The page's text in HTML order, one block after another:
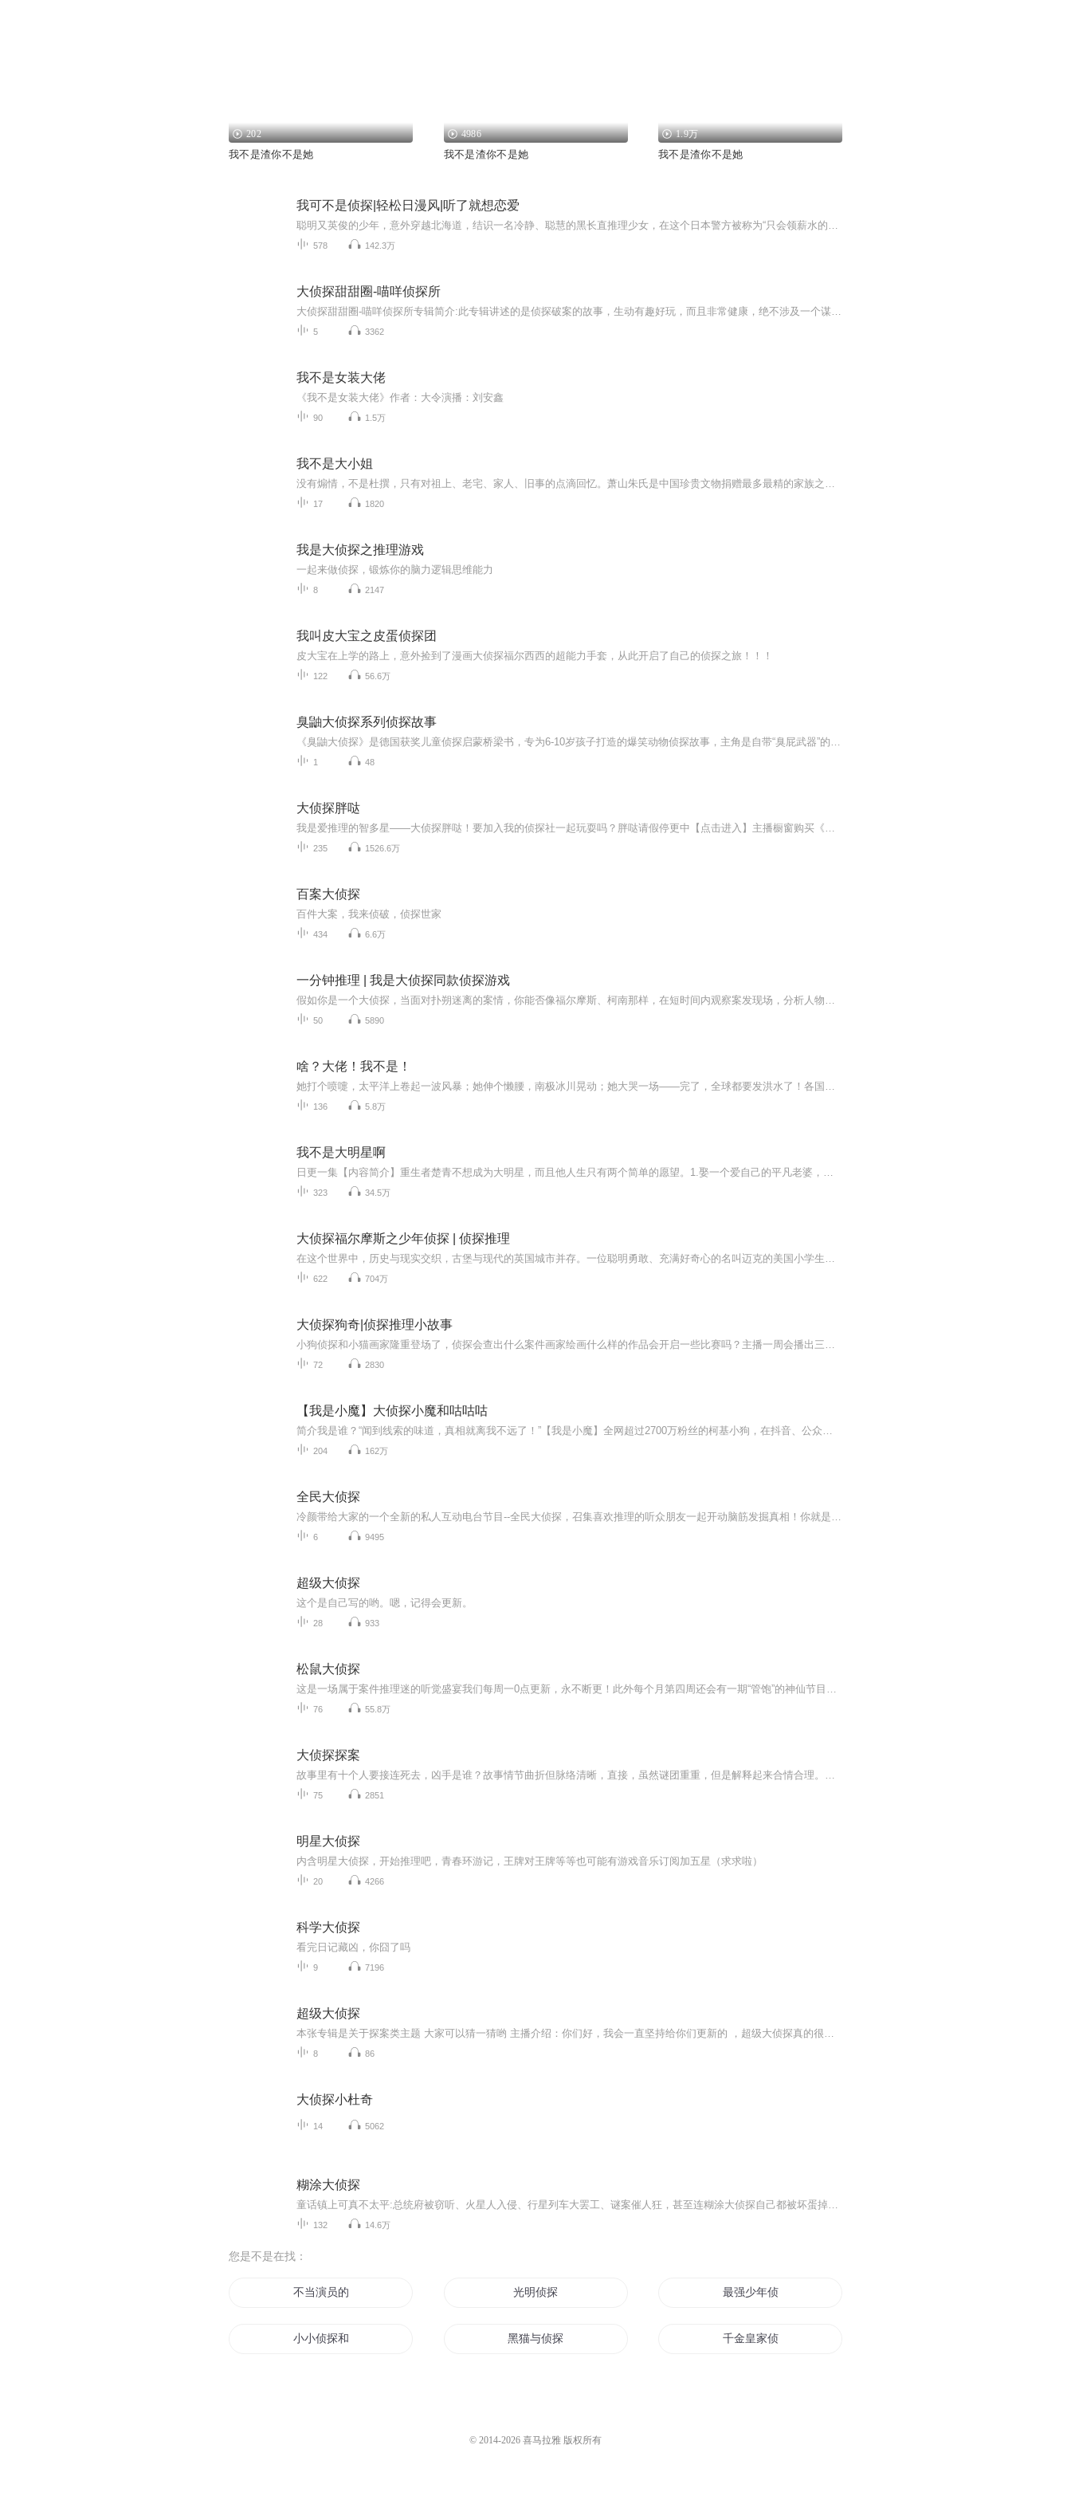
202
我不是渣你不是她
4986
我不是渣你不是她
1.9万
我不是渣你不是她
我可不是侦探|轻松日漫风|听了就想恋爱
聪明又英俊的少年，意外穿越北海道，结识一名冷静、聪慧的黑长直推理少女，在这个日本警方被称为“只会领薪水的饭桶集团”的世界，联手巧妙推理演绎，破解无数悬疑难题……这当然是不可能的。这儿实际上说的是，一个少年，惨遭雷劈穿越北海道，因缘巧合之...
578 142.3万
大侦探甜甜圈-喵咩侦探所
大侦探甜甜圈-喵咩侦探所专辑简介:此专辑讲述的是侦探破案的故事，生动有趣好玩，而且非常健康，绝不涉及一个谋杀事件，让孩子们能听到自己喜欢的故事～让孩子们思考，学着大侦探那样判断下一步该怎么办，此专辑不恐怖，孩子们能尽情沉浸在专辑里面，享受破案的乐趣～作者介绍:小喜猫福福，创作此故事时未满十周岁，爱写书的小女孩一个，10后可爱女生～自我对侦探小说很感兴趣，又非常喜欢动物宠物，所以根据心里面的形象创作了大侦探甜甜圈适合人群:喜欢侦探类小说的朋友，爱思考的朋友，想象力丰富的朋友，喜爱动物的朋友～【偷偷告诉你们啊！我可是真的写了这本书呢！直接拿个本子写了一整本呢！手稿！】同时，此专辑也面向广大听众投稿:如果你们也有自己喜欢的侦探故事，那么就把它投稿给我吧！把你喜欢的侦探故事标题，私信发给我，或者添加我的微信:mmiimm555记得订阅关注～
5 3362
我不是女装大佬
《我不是女装大佬》作者：大令演播：刘安鑫
90 1.5万
我不是大小姐
没有煽情，不是杜撰，只有对祖上、老宅、家人、旧事的点滴回忆。萧山朱氏是中国珍贵文物捐赠最多最精的家族之一。本文作者是朱氏传人，她父亲是朱熹第二十五代孙，母亲是李鸿章曾孙女。她用平实的语言，将家族的兴衰荣辱，及自己和家人的爱怨悲欢娓娓道来....
17 1820
我是大侦探之推理游戏
一起来做侦探，锻炼你的脑力逻辑思维能力
8 2147
我叫皮大宝之皮蛋侦探团
皮大宝在上学的路上，意外捡到了漫画大侦探福尔西西的超能力手套，从此开启了自己的侦探之旅！！！
122 56.6万
臭鼬大侦探系列侦探故事
《臭鼬大侦探》是德国获奖儿童侦探启蒙桥梁书，专为6-10岁孩子打造的爆笑动物侦探故事，主角是自带“臭屁武器”的臭鼬弗莱切，搭档能听懂动物语言的男孩提奥，组建后院侦探事务所破解奇案。堪称动物界“福尔摩斯”，更是孩子从绘本过渡到文字书的优质桥梁...
1 48
大侦探胖哒
我是爱推理的智多星——大侦探胖哒！要加入我的侦探社一起玩耍吗？胖哒请假停更中【点击进入】主播橱窗购买《迷你世界》图书【点击收听】爆笑校园故事《仙家学园》，和迷你世界人气角色做同学【点击收听】迷你世界更多有趣好玩的冒险故事【点击前往】迷你...
235 1526.6万
百案大侦探
百件大案，我来侦破，侦探世家
434 6.6万
一分钟推理 | 我是大侦探同款侦探游戏
假如你是一个大侦探，当面对扑朔迷离的案情，你能否像福尔摩斯、柯南那样，在短时间内观察案发现场，分析人物心理，寻找作案证据，及时发现现场的蛛丝马迹，然后运用缜密的逻辑思维对案件的真相做出准确的判断呢？一分钟推理老少皆宜的案件推理游戏全方面...
50 5890
啥？大佬！我不是！
她打个喷嚏，太平洋上卷起一波风暴；她伸个懒腰，南极冰川晃动；她大哭一场——完了，全球都要发洪水了！各国绞尽脑汁费心费力终于找到了这个罪魁祸首，无数间|谍潜伏在她身边就为了和平安宁，他们满心满希望这人能为自己国家服务，不料……最糟糕的事情发...
136 5.8万
我不是大明星啊
日更一集【内容简介】重生者楚青不想成为大明星，而且他人生只有两个简单的愿望。1.娶一个爱自己的平凡老婆，安稳地过日子。2.闷声发大财。可惜，他的这两个愿望注定落空。著名作家、诗人，天王歌手、各类影帝、视帝，票房奇迹被莫名其妙地安在了他头上，...
323 34.5万
大侦探福尔摩斯之少年侦探 | 侦探推理
在这个世界中，历史与现实交织，古堡与现代的英国城市并存。一位聪明勇敢、充满好奇心的名叫迈克的美国小学生，在一次学校组织的英国古堡探险活动中，无意中穿越到了一个充满迷雾的伦敦街头，那里正是福尔摩斯时代的英国。迈克在伦敦街头上正好碰到了福尔...
622 704万
大侦探狗奇|侦探推理小故事
小狗侦探和小猫画家隆重登场了，侦探会查出什么案件画家绘画什么样的作品会开启一些比赛吗？主播一周会播出三集以上的故事哦。当然，小猫和小狗，你会遇到一些困难，在这个故事的世界里动物都是会走路说话可以表达自己的感受以后的专辑将继续再次专辑播放...
72 2830
【我是小魔】大侦探小魔和咕咕咕
简介我是谁？“闻到线索的味道，真相就离我不远了！”【我是小魔】全网超过2700万粉丝的柯基小狗，在抖音、公众号、小红书、B站、微博、快手都有账号，快来关注，了解本小狗的最新动态，还有机会参与官方活动！这次我在开心镇，和咕咕咕一起开了家侦探事务...
204 162万
全民大侦探
冷颜带给大家的一个全新的私人互动电台节目--全民大侦探，召集喜欢推理的听众朋友一起开动脑筋发掘真相！你就是下一个福尔摩斯！ 请将自己的推理及答案写在评论区~冷颜会一一过目~并在下一期中公布答案~ 暂定更新时间为 每周2期 每周三、周六更新
6 9495
超级大侦探
这个是自己写的哟。嗯，记得会更新。
28 933
松鼠大侦探
这是一场属于案件推理迷的听觉盛宴我们每周一0点更新，永不断更！此外每个月第四周还会有一期“管饱”的神仙节目～各位小侦探们敬请期待！松鼠大侦探是安全出口FM旗下的案件推理类播客，原松花怪谈坊的全新升级版！在这里，王松鼠会将最原汁原味的案件事无...
76 55.8万
大侦探探案
故事里有十个人要接连死去，凶手是谁？故事情节曲折但脉络清晰，直接，虽然谜团重重，但是解释起来合情合理。您是否能提前揭开谜底？我们急切希望探寻故事的尾声！
75 2851
明星大侦探
内含明星大侦探，开始推理吧，青春环游记，王牌对王牌等等也可能有游戏音乐订阅加五星（求求啦）
20 4266
科学大侦探
看完日记藏凶，你囧了吗
9 7196
超级大侦探
本张专辑是关于探案类主题 大家可以猜一猜哟 主播介绍：你们好，我会一直坚持给你们更新的 ，超级大侦探真的很好感谢大家的支持 ，大家可以在评论区说一些自己感觉对的答案
8 86
大侦探小杜奇
14 5062
糊涂大侦探
童话镇上可真不太平:总统府被窃听、火星人入侵、行星列车大罢工、谜案催人狂，甚至连糊涂大侦探自己都被坏蛋掉了包……
132 14.6万
您是不是在找：
不当演员的道长不是好侦探 光明侦探 最强少年侦探
小小侦探和大大猫 黑猫与侦探 千金皇家侦探
© 2014-2026 喜马拉雅 版权所有